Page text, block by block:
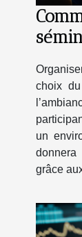
choix
un
grâce